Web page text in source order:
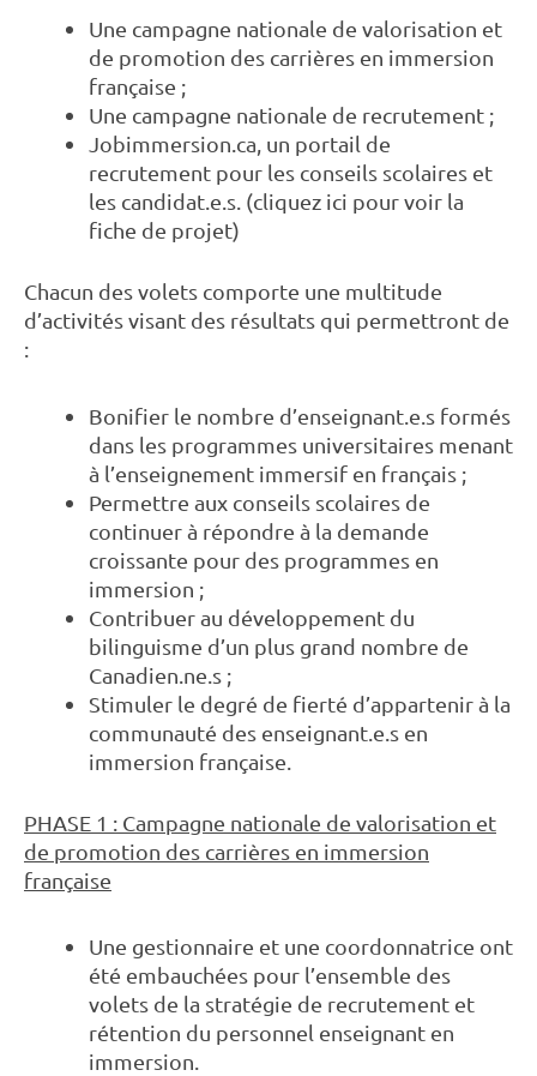
Une campagne nationale de valorisation et
de promotion des carrières en immersion
française ;
Une campagne nationale de recrutement ;
Jobimmersion.ca, un portail de
recrutement pour les conseils scolaires et
les candidat.e.s. (cliquez ici pour voir la
fiche de projet)
Chacun des volets comporte une multitude
d’activités visant des résultats qui permettront de
:
Bonifier le nombre d’enseignant.e.s formés
dans les programmes universitaires menant
à l’enseignement immersif en français ;
Permettre aux conseils scolaires de
continuer à répondre à la demande
croissante pour des programmes en
immersion ;
Contribuer au développement du
bilinguisme d’un plus grand nombre de
Canadien.ne.s ;
Stimuler le degré de fierté d’appartenir à la
communauté des enseignant.e.s en
immersion française.
PHASE 1 : Campagne nationale de valorisation et
de promotion des carrières en immersion
française
Une gestionnaire et une coordonnatrice ont
été embauchées pour l’ensemble des
volets de la stratégie de recrutement et
rétention du personnel enseignant en
immersion.